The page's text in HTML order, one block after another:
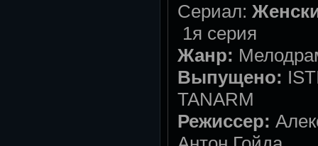
Сериал:
1я серия
Жанр:
Выпущено:
TANARM
Режиссер: